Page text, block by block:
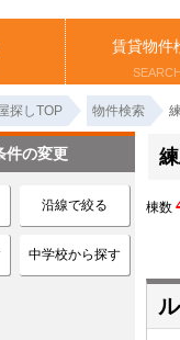
賃貸物件
探しTOP 物件検索
棟数
件の変更
沿線で絞る
中学校から探す